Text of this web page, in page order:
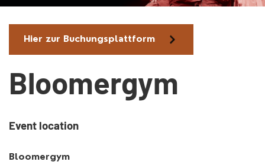
Hier zur Buchungsplattform
Bloomergym
Event location
Bloomergym